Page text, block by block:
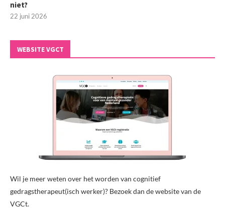
niet?
22 juni 2026
WEBSITE VGCT
Wil je meer weten over het worden van cognitief
gedragstherapeut(isch werker)? Bezoek dan de website van de
VGCt.